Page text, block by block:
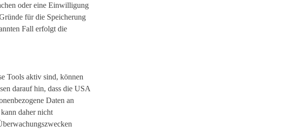
oder eine Einwilligung
für die Speicherung
Fall erfolgt die
Tools aktiv sind, können
darauf hin, dass die USA
Daten an
daher nicht